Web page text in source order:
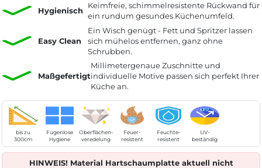
Hygienisch
Keimfreie, schimmelresistente Rückwand für
ein rundum gesundes Küchenumfeld.
Easy Clean
Ein Wisch genügt - Fett und Spritzer lassen
sich mühelos entfernen, ganz ohne
Schrubben.
Maßgefertigt
Millimetergenaue Zuschnitte und
individuelle Motive passen sich perfekt Ihrer
Küche an.
bis zu
300cm
Fugenlose
Hygiene
Oberflächen-
veredelung
Feuer-
resistent
Feuchte-
resistent
UV-
beständig
HINWEIS! Material Hartschaumplatte aktuell nicht